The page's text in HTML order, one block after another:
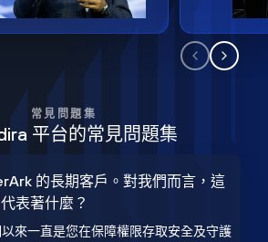
常見問題集
平台的常見問題集
的長期客戶。對我們而言，這
表著什麼？
來一直是您在保障權限存取安全及守護